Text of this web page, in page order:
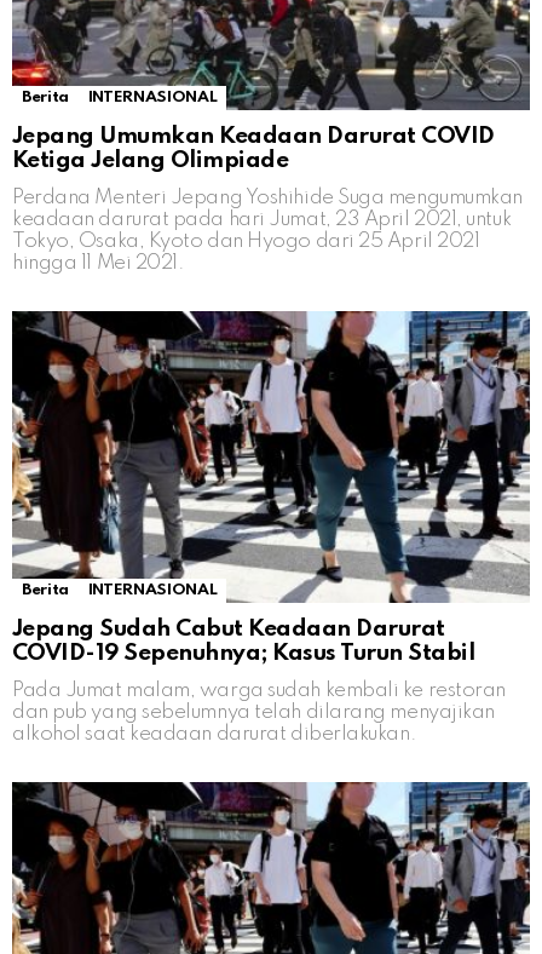
Berita INTERNASIONAL
Jepang Umumkan Keadaan Darurat COVID
Ketiga Jelang Olimpiade
Perdana Menteri Jepang Yoshihide Suga mengumumkan
keadaan darurat pada hari Jumat, 23 April 2021, untuk
Tokyo, Osaka, Kyoto dan Hyogo dari 25 April 2021
hingga 11 Mei 2021.
Berita INTERNASIONAL
Jepang Sudah Cabut Keadaan Darurat
COVID-19 Sepenuhnya; Kasus Turun Stabil
Pada Jumat malam, warga sudah kembali ke restoran
dan pub yang sebelumnya telah dilarang menyajikan
alkohol saat keadaan darurat diberlakukan.